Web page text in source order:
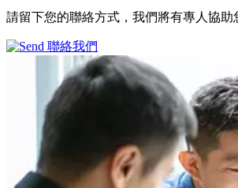
請留下您的聯絡方式，我們將有專人協助
聯絡我們